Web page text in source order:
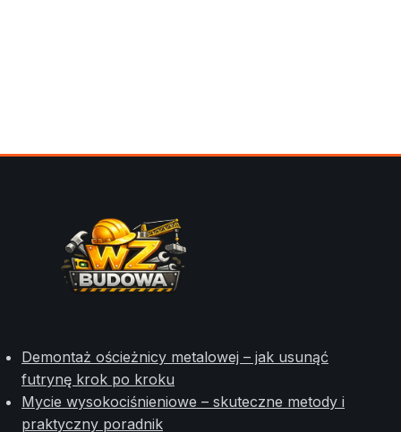
Demontaż ościeżnicy metalowej – jak usunąć
futrynę krok po kroku
Mycie wysokociśnieniowe – skuteczne metody i
praktyczny poradnik